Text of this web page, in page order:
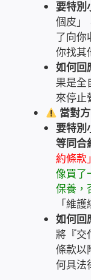
太陽能系統
監視器 信和
監視器
監控健檢‧舊
監視器異地
監控安防 工
電話總機 對講機
迅時數位網
要特別
個皮」
了向你
你找其
如何回
果是全
來停止
當對
要特別
等同合
約條款」
像買了
保養，
「維
如何回
將『交
條款以
何具法